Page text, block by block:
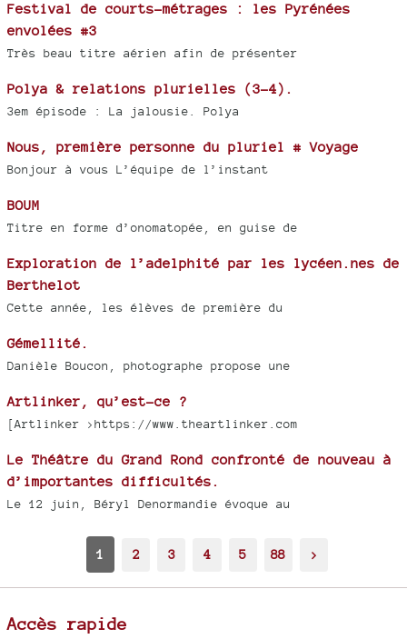
Festival de courts-métrages : les Pyrénées
envolées #3
Très beau titre aérien afin de présenter
Polya & relations plurielles (3-4).
3em épisode : La jalousie. Polya
Nous, première personne du pluriel # Voyage
Bonjour à vous L’équipe de l’instant
BOUM
Titre en forme d’onomatopée, en guise de
Exploration de l’adelphité par les lycéen.nes de
Berthelot
Cette année, les élèves de première du
Gémellité.
Danièle Boucon, photographe propose une
Artlinker, qu’est-ce ?
[Artlinker >https://www.theartlinker.com
Le Théâtre du Grand Rond confronté de nouveau à
d’importantes difficultés.
Le 12 juin, Béryl Denormandie évoque au
1 2 3 4 5 88 >
Accès rapide